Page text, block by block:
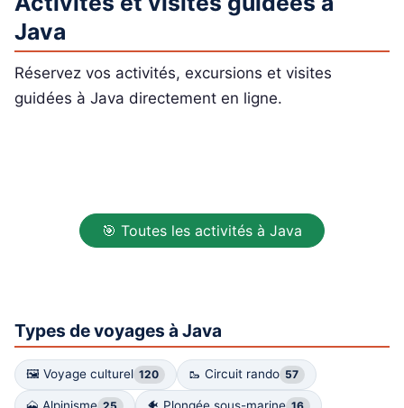
Java
Réservez vos activités, excursions et visites
guidées à Java directement en ligne.
🎯 Toutes les activités à Java
Types de voyages à Java
🖼 Voyage culturel 120 🥾 Circuit rando 57